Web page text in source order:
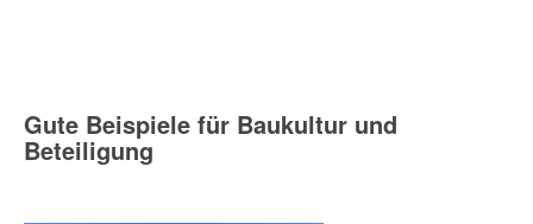
Gute Beispiele für Baukultur und
Beteiligung